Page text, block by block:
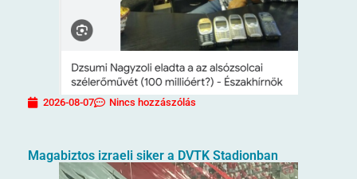
2026-08-07 Nincs hozzászólás
Magabiztos izraeli siker a DVTK Stadionban